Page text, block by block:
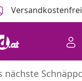
Versandkostenfrei